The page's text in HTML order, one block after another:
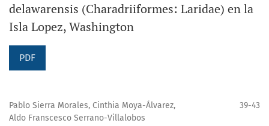
delawarensis (Charadriiformes: Laridae) en la
Isla Lopez, Washington
PDF
Pablo Sierra Morales, Cinthia Moya-Álvarez,
Aldo Franscesco Serrano-Villalobos
39-43